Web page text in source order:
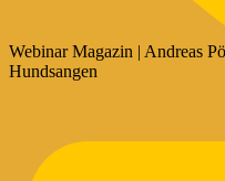
Webinar Magazin | Andreas
Hundsangen